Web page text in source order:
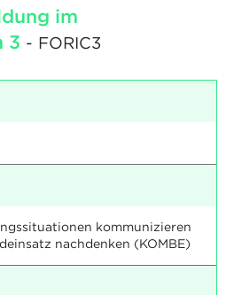
im
3 - FORIC3
kommunizieren
nachdenken (KOMBE)